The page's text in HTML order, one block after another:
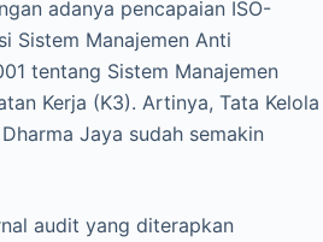
adanya pencapaian ISO-
Sistem Manajemen Anti
tentang Sistem Manajemen
Kerja (K3). Artinya, Tata Kelola
Jaya sudah semakin
audit yang diterapkan